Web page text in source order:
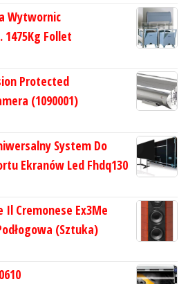
Wytwornic
1475Kg Follet
Protected
(1090001)
System Do
Ekranów Led Fhdq130
Il Cremonese Ex3Me
(Sztuka)